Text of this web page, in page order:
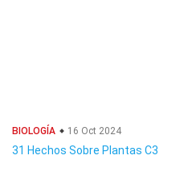
BIOLOGÍA 16 Oct 2024
31 Hechos Sobre Plantas C3